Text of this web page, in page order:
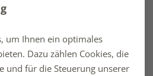
um Ihnen ein optimales
Dazu zählen Cookies, die
und für die Steuerung unserer